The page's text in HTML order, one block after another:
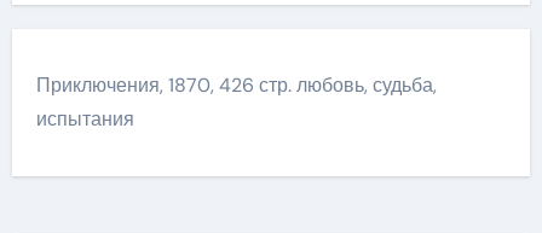
Приключения, 1870, 426 стр. любовь, судьба,
испытания